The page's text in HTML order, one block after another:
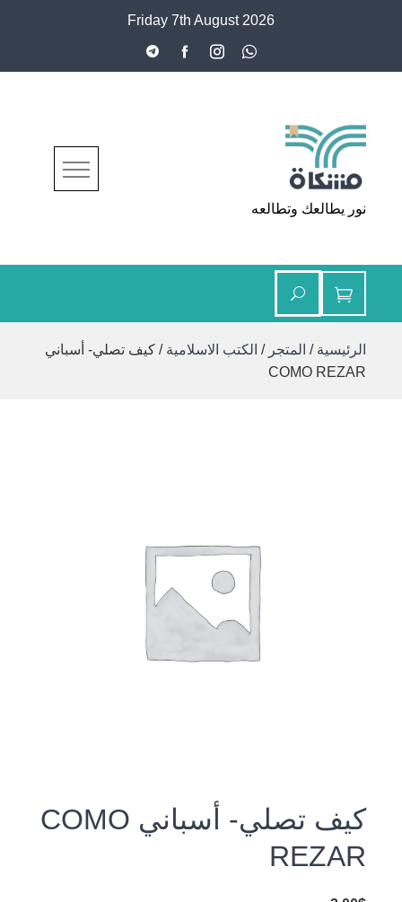
Friday 7th August 2026
مشكاة
نور يطالعك وتطالعه
الرئيسية / المتجر / الكتب الاسلامية / كيف تصلي- أسباني
COMO REZAR
كيف تصلي- أسباني COMO
REZAR